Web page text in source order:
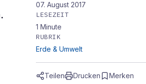
07. August 2017
LESEZEIT
1 Minute
RUBRIK
Erde & Umwelt
Teilen Drucken Merken